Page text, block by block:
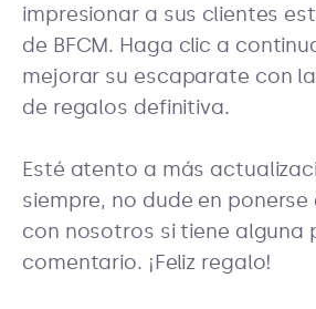
impresionar a sus clientes
de BFCM. Haga clic a
mejorar su escaparate con
de regalos definitiva.
Esté atento a más
siempre, no dude en
con nosotros si tiene alguna
comentario. ¡Feliz regalo!